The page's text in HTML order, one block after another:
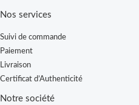
Nos services
Suivi de commande
Paiement
Livraison
Certificat d’Authenticité
Notre société